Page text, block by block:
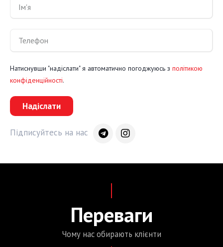
Натиснувши "надіслати" я автоматично погоджуюсь з політикою
конфіденційності.
Надіслати
Підписуйтесь на нас
Переваги
Чому насобирають клієнти